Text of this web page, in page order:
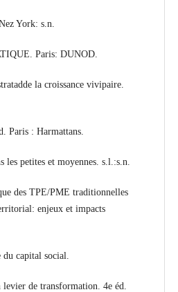
York: s.n.
Paris: DUNOD.
la croissance vivipaire.
Paris : Harmattans.
petites et moyennes. s.l.:s.n.
des TPE/PME traditionnelles
enjeux et impacts
du capital social.
de transformation. 4e éd.